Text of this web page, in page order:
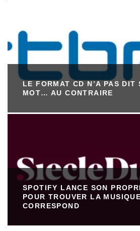
LE FORMAT CD N’A PAS DIT
MOT… AU CONTRAIRE
SPOTIFY LANCE SON
POUR TROUVER LA
CORRESPOND